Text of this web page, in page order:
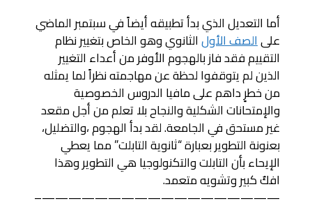
أما التعديل الذي بدأ تطبيقه أيضاً في سبتمبر الماضي
علىالصف الأولالثانوي وهو الخاص بتغيير نظام
التقييم فقد فاز بالهجوم الأوفر من أعداء التغيير
الذين لم يتوقفوا لحظة عن مهاجمته نظراً لما يمثله
من خطرٍ داهم على مافيا الدروس الخصوصية
والإمتحانات الشكلية والنجاح بلا تعلم من أجل مقعد
غير مستحق في الجامعة. لقد بدأ الهجوم ،والتضليل،
بعنونة التطوير بعبارة “ثانوية التابلت” مما يعطي
الإيحاء بأن التابلت والتكنولوجيا هي التطوير وهذا
افكٌ كبير وتشويه متعمد.
——————————————————–